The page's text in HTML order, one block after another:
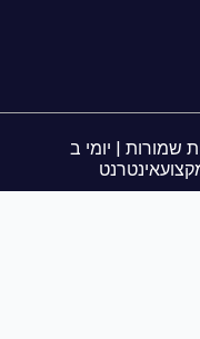
אינטרנט